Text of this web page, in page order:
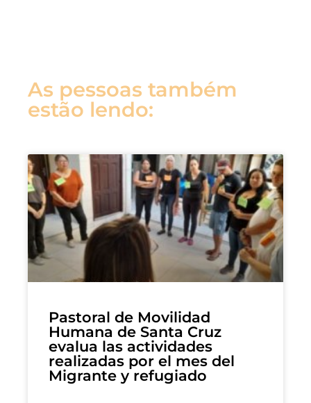
As pessoas também
estão lendo:
Pastoral de Movilidad
Humana de Santa Cruz
evalua las actividades
realizadas por el mes del
Migrante y refugiado